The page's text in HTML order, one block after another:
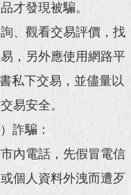
才發現被騙。
、觀看交易評價，找
，另外應使用網路平
私下交易，並儘量以
易安全。
詐騙：
內電話，先假冒電信
個人資料外洩而遭歹